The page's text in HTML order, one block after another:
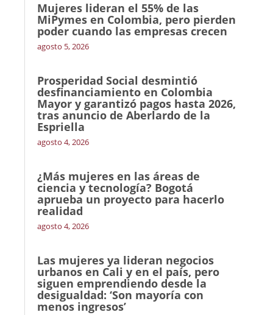
Mujeres lideran el 55% de las
MiPymes en Colombia, pero pierden
poder cuando las empresas crecen
agosto 5, 2026
Prosperidad Social desmintió
desfinanciamiento en Colombia
Mayor y garantizó pagos hasta 2026,
tras anuncio de Aberlardo de la
Espriella
agosto 4, 2026
¿Más mujeres en las áreas de
ciencia y tecnología? Bogotá
aprueba un proyecto para hacerlo
realidad
agosto 4, 2026
Las mujeres ya lideran negocios
urbanos en Cali y en el país, pero
siguen emprendiendo desde la
desigualdad: ‘Son mayoría con
menos ingresos’